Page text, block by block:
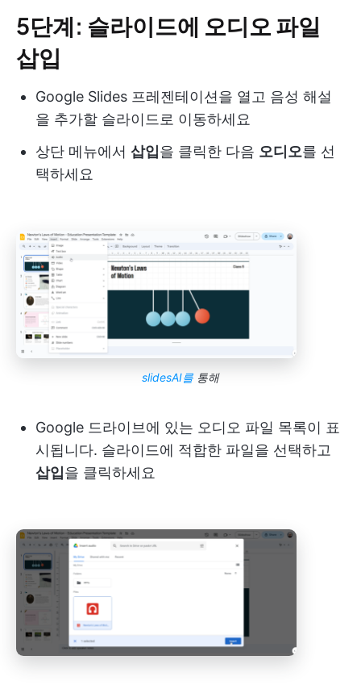
5단계: 슬라이드에 오디오 파일
삽입
Google Slides 프레젠테이션을 열고 음성 해설
을 추가할 슬라이드로 이동하세요
상단 메뉴에서 삽입을 클릭한 다음 오디오를 선
택하세요
slidesAI를 통해
Google 드라이브에 있는 오디오 파일 목록이 표
시됩니다. 슬라이드에 적합한 파일을 선택하고
삽입을 클릭하세요